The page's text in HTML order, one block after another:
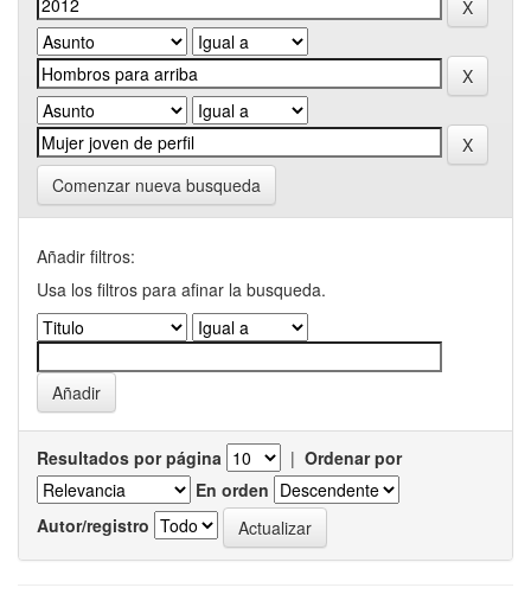
Comenzar nueva busqueda
Añadir filtros:
Usa los filtros para afinar la busqueda.
Resultados por página | Ordenar por
En orden
Autor/registro